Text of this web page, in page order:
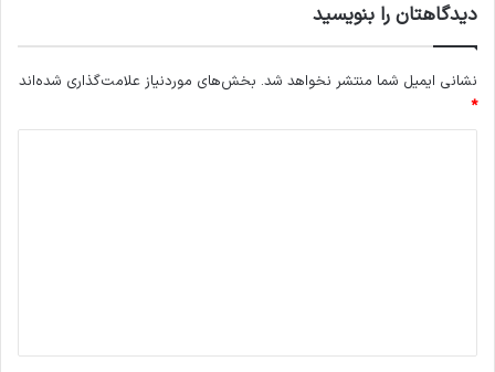
دیدگاهتان را بنویسید
نشانی ایمیل شما منتشر نخواهد شد. بخش‌های موردنیاز علامت‌گذاری شده‌اند
*